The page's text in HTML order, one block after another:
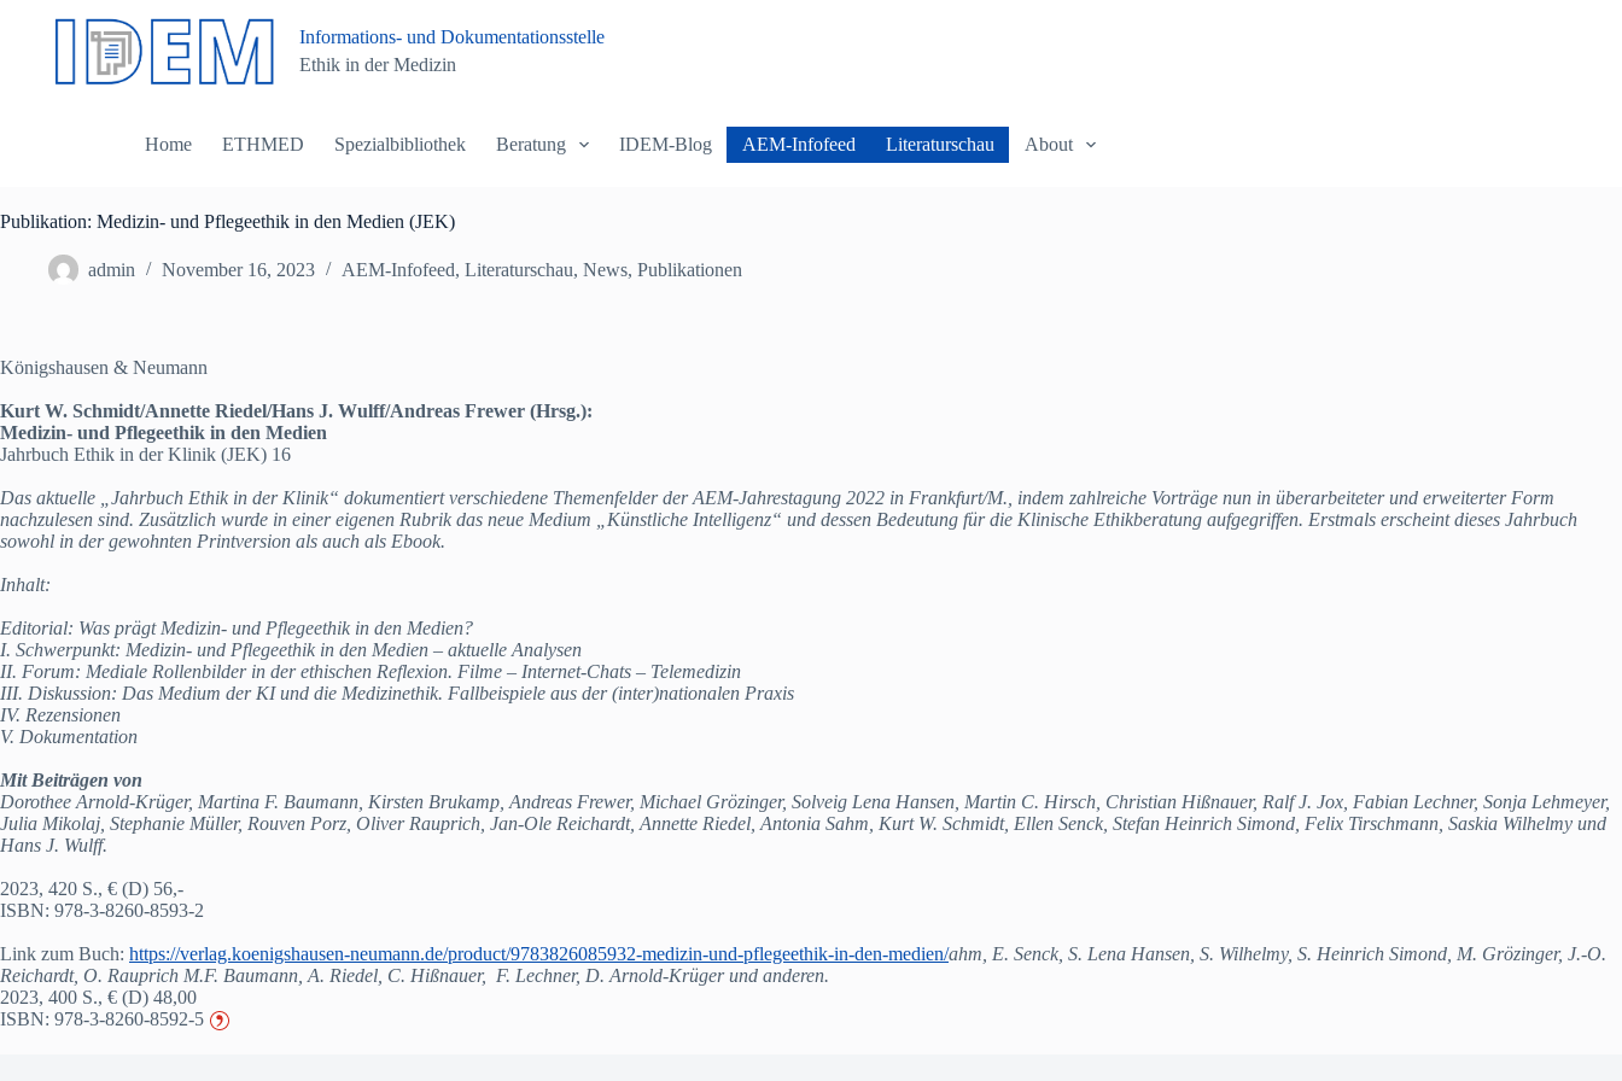
s
n
Informations- und Dokumentationsstelle
Ethik in der Medizin
Home ETHMED Spezialbibliothek Beratung IDEM-Blog AEM-Infofeed Literaturschau About
Publikation: Medizin- und Pflegeethik in den Medien (JEK)
admin November 16, 2023 AEM-Infofeed, Literaturschau, News, Publikationen
Königshausen & Neumann
Kurt W. Schmidt/Annette Riedel/Hans J. Wulff/Andreas Frewer (Hrsg.):
Medizin- und Pflegeethik in den Medien
Jahrbuch Ethik in der Klinik (JEK) 16
Das aktuelle „Jahrbuch Ethik in der Klinik“ dokumentiert verschiedene Themenfelder der AEM-Jahrestagung 2022 in Frankfurt/M., indem zahlreiche Vorträge nun in überarbeiteter und erweiterter Form
nachzulesen sind. Zusätzlich wurde in einer eigenen Rubrik das neue Medium „Künstliche Intelligenz“ und dessen Bedeutung für die Klinische Ethikberatung aufgegriffen. Erstmals erscheint dieses Jahrbuch
sowohl in der gewohnten Printversion als auch als Ebook.
Inhalt:
Editorial: Was prägt Medizin- und Pflegeethik in den Medien?
I. Schwerpunkt: Medizin- und Pflegeethik in den Medien – aktuelle Analysen
II. Forum: Mediale Rollenbilder in der ethischen Reflexion. Filme – Internet-Chats – Telemedizin
III. Diskussion: Das Medium der KI und die Medizinethik. Fallbeispiele aus der (inter)nationalen Praxis
IV. Rezensionen
V. Dokumentation
Mit Beiträgen von
Dorothee Arnold-Krüger, Martina F. Baumann, Kirsten Brukamp, Andreas Frewer, Michael Grözinger, Solveig Lena Hansen, Martin C. Hirsch, Christian Hißnauer, Ralf J. Jox, Fabian Lechner, Sonja Lehmeyer,
Julia Mikolaj, Stephanie Müller, Rouven Porz, Oliver Rauprich, Jan-Ole Reichardt, Annette Riedel, Antonia Sahm, Kurt W. Schmidt, Ellen Senck, Stefan Heinrich Simond, Felix Tirschmann, Saskia Wilhelmy und
Hans J. Wulff.
2023, 420 S., € (D) 56,-
ISBN: 978-3-8260-8593-2
Link zum Buch: https://verlag.koenigshausen-neumann.de/product/9783826085932-medizin-und-pflegeethik-in-den-medien/ahm, E. Senck, S. Lena Hansen, S. Wilhelmy, S. Heinrich Simond, M. Grözinger, J.-O.
Reichardt, O. Rauprich M.F. Baumann, A. Riedel, C. Hißnauer, F. Lechner, D. Arnold-Krüger und anderen.
2023, 400 S., € (D) 48,00
ISBN: 978-3-8260-8592-5